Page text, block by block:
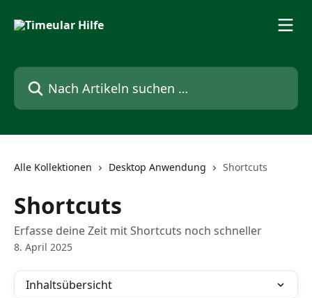
Nach Artikeln suchen …
Alle Kollektionen Desktop Anwendung Shortcuts
Shortcuts
Erfasse deine Zeit mit Shortcuts noch schneller
8. April 2025
Inhaltsübersicht